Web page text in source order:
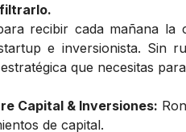
recibir cada mañana la
e inversionista. Sin
que necesitas
Capital & Inversiones:
de capital.